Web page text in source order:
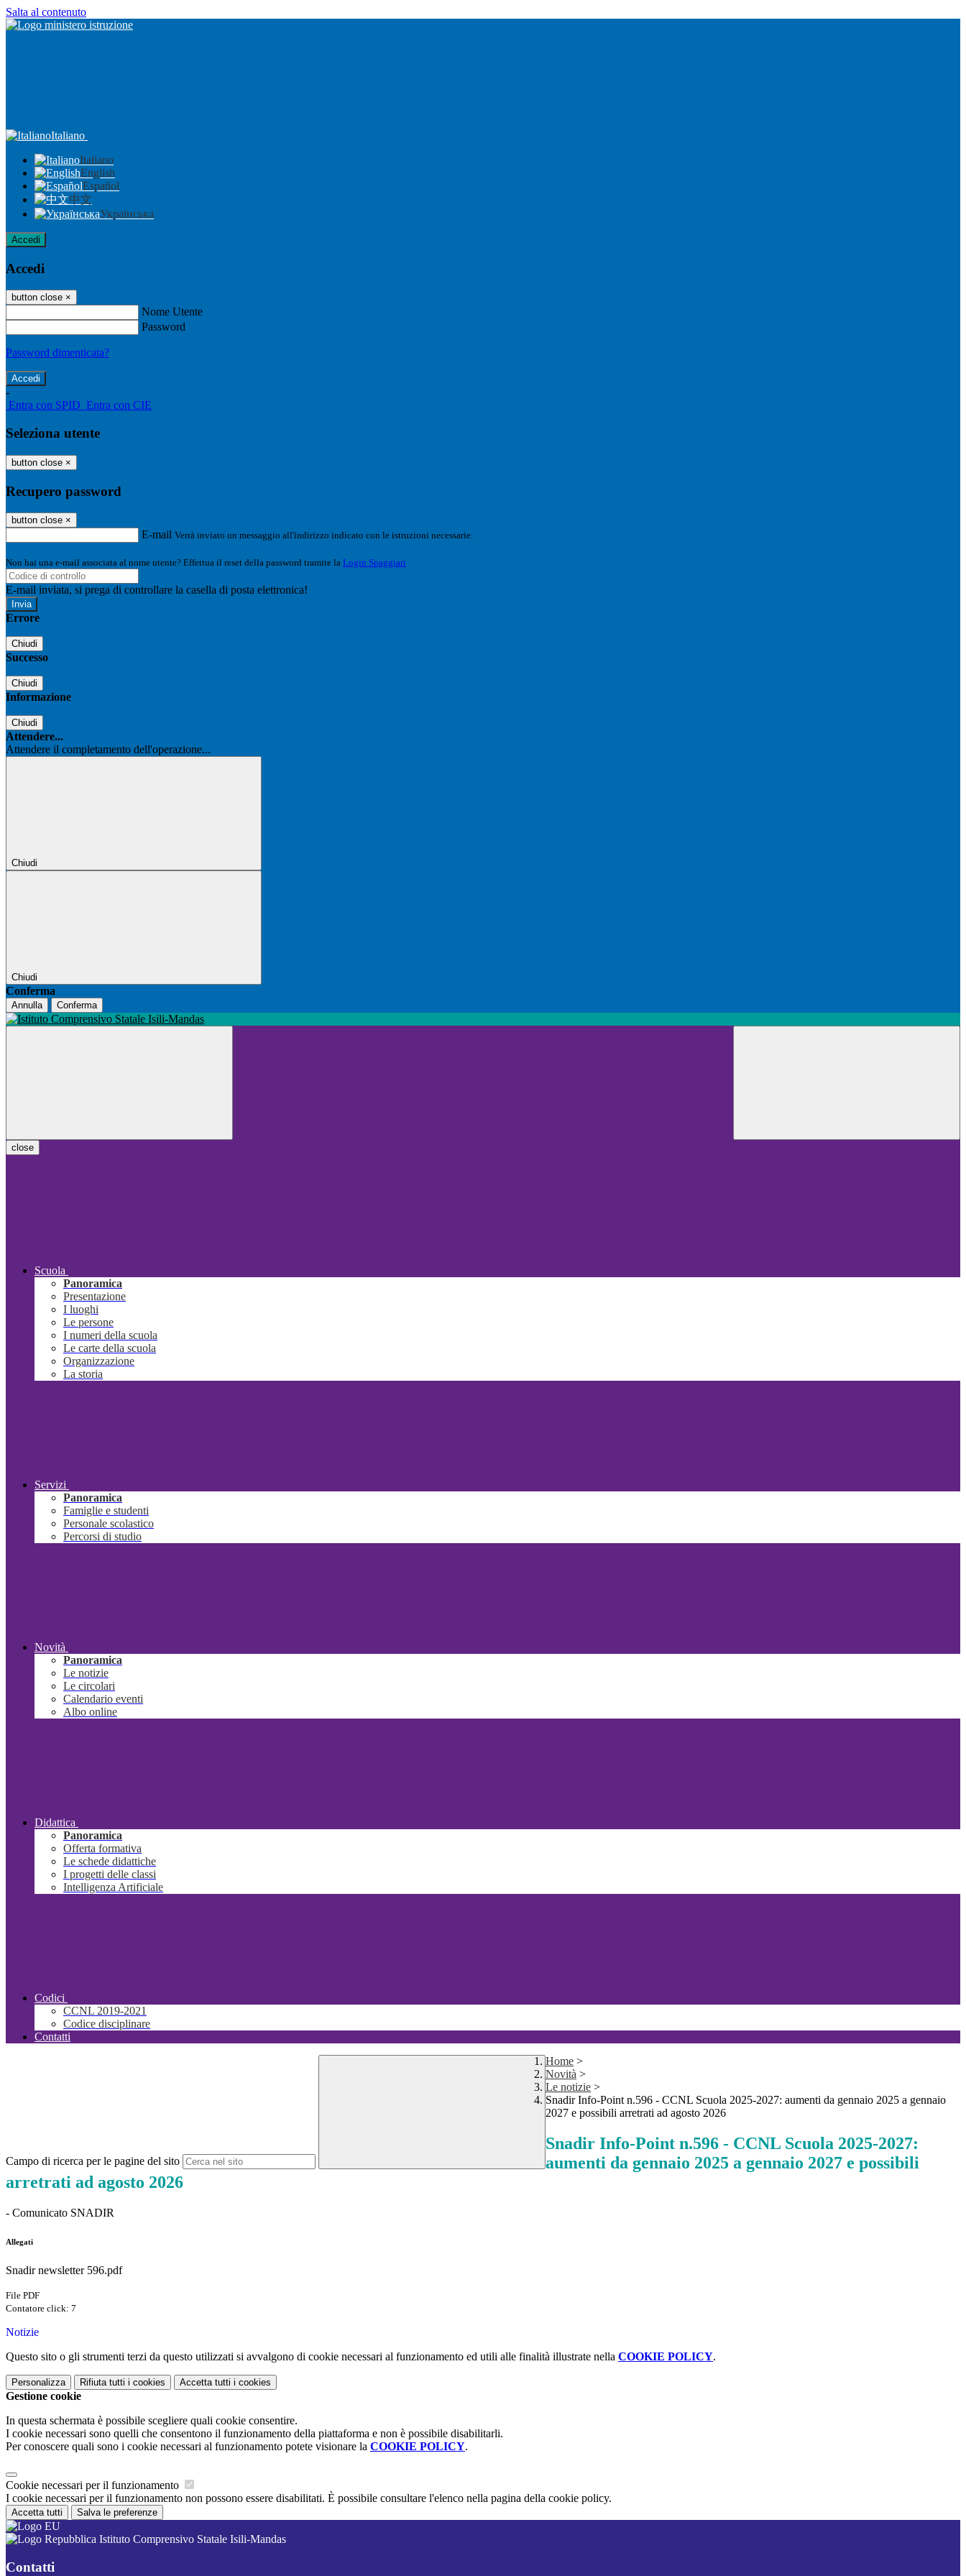
Salta al contenuto
Italiano
Italiano
English
Español
中文
Українська
Accedi
Accedi
button close ×
Nome Utente
Password
Password dimenticata?
-
Entra con SPID Entra con CIE
Seleziona utente
button close ×
Recupero password
button close ×
E-mail Verrà inviato un messaggio all'indirizzo indicato con le istruzioni necessarie.
Non hai una e-mail associata al nome utente? Effettua il reset della password tramite la Login Spaggiari
E-mail inviata, si prega di controllare la casella di posta elettronica!
Errore
Chiudi
Successo
Chiudi
Informazione
Chiudi
Attendere...
Attendere il completamento dell'operazione...
Chiudi
Chiudi
Conferma
Annulla Conferma
close
Scuola
Panoramica
Presentazione
I luoghi
Le persone
I numeri della scuola
Le carte della scuola
Organizzazione
La storia
Servizi
Panoramica
Famiglie e studenti
Personale scolastico
Percorsi di studio
Novità
Panoramica
Le notizie
Le circolari
Calendario eventi
Albo online
Didattica
Panoramica
Offerta formativa
Le schede didattiche
I progetti delle classi
Intelligenza Artificiale
Codici
CCNL 2019-2021
Codice disciplinare
Contatti
Campo di ricerca per le pagine del sito
Home >
Novità >
Le notizie >
Snadir Info-Point n.596 - CCNL Scuola 2025-2027: aumenti da gennaio 2025 a gennaio
2027 e possibili arretrati ad agosto 2026
Snadir Info-Point n.596 - CCNL Scuola 2025-2027:
aumenti da gennaio 2025 a gennaio 2027 e possibili
arretrati ad agosto 2026
- Comunicato SNADIR
Allegati
Snadir newsletter 596.pdf
File PDF
Contatore click: 7
Notizie
Questo sito o gli strumenti terzi da questo utilizzati si avvalgono di cookie necessari al funzionamento ed utili alle finalità illustrate nella COOKIE POLICY.
Personalizza Rifiuta tutti i cookies Accetta tutti i cookies
Gestione cookie
In questa schermata è possibile scegliere quali cookie consentire.
I cookie necessari sono quelli che consentono il funzionamento della piattaforma e non è possibile disabilitarli.
Per conoscere quali sono i cookie necessari al funzionamento potete visionare la COOKIE POLICY.
Cookie necessari per il funzionamento
I cookie necessari per il funzionamento non possono essere disabilitati. È possibile consultare l'elenco nella pagina della cookie policy.
Accetta tutti Salva le preferenze
Istituto Comprensivo Statale Isili-Mandas
Contatti